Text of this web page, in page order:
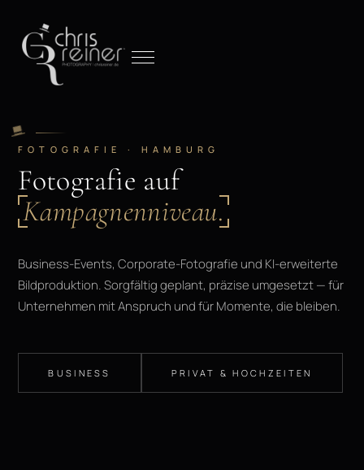
FOTOGRAFIE · HAMBURG
Fotografie auf
Kampagnenniveau.
Business-Events, Corporate-Fotografie und KI-erweiterte
Bildproduktion. Sorgfältig geplant, präzise umgesetzt — für
Unternehmen mit Anspruch und für Momente, die bleiben.
BUSINESS PRIVAT & HOCHZEITEN